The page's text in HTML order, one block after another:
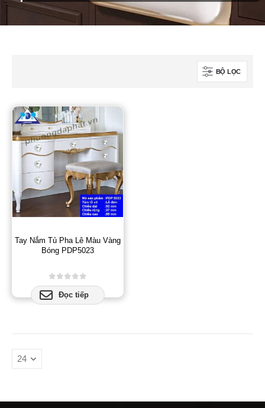
BỘ LỌC
Tay Nắm Tủ Pha Lê Màu Vàng
Bóng PDP5023
0out of 5
Đọc tiếp